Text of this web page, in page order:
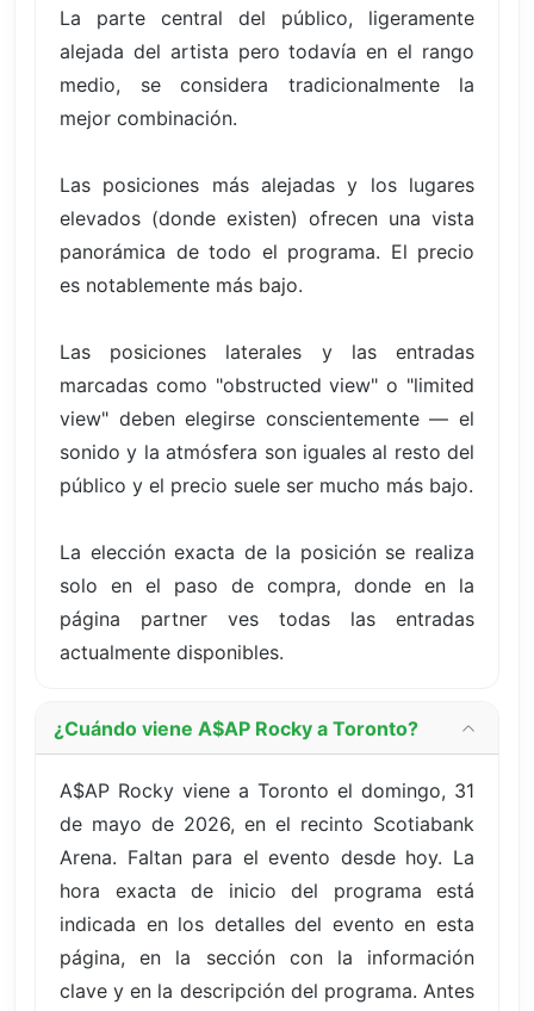
La parte central del público, ligeramente
alejada del artista pero todavía en el rango
medio, se considera tradicionalmente la
mejor combinación.
Las posiciones más alejadas y los lugares
elevados (donde existen) ofrecen una vista
panorámica de todo el programa. El precio
es notablemente más bajo.
Las posiciones laterales y las entradas
marcadas como "obstructed view" o "limited
view" deben elegirse conscientemente — el
sonido y la atmósfera son iguales al resto del
público y el precio suele ser mucho más bajo.
La elección exacta de la posición se realiza
solo en el paso de compra, donde en la
página partner ves todas las entradas
actualmente disponibles.
¿Cuándo viene A$AP Rocky a Toronto?
A$AP Rocky viene a Toronto el domingo, 31
de mayo de 2026, en el recinto Scotiabank
Arena. Faltan para el evento desde hoy. La
hora exacta de inicio del programa está
indicada en los detalles del evento en esta
página, en la sección con la información
clave y en la descripción del programa. Antes